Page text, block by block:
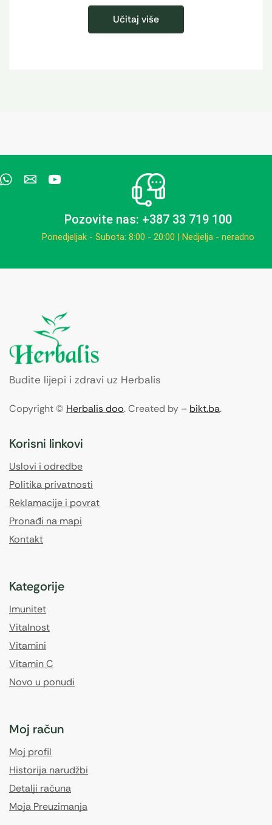
Učitaj više
Pozovite nas: +387 33 719 100
Ponedjeljak - Subota: 8:00 - 20:00 | Nedjelja - neradno
Budite lijepi i zdravi uz Herbalis
Copyright © Herbalis doo. Created by – bikt.ba.
Korisni linkovi
Uslovi i odredbe
Politika privatnosti
Reklamacije i povrat
Pronađi na mapi
Kontakt
Kategorije
Imunitet
Vitalnost
Vitamini
Vitamin C
Novo u ponudi
Moj račun
Moj profil
Historija narudžbi
Detalji računa
Moja Preuzimanja